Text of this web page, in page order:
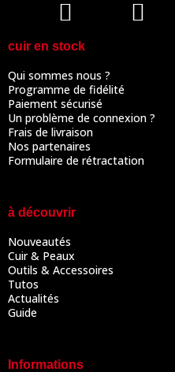
cuir en stock
Qui sommes nous ?
Programme de fidélité
Paiement sécurisé
Un problème de connexion ?
Frais de livraison
Nos partenaires
Formulaire de rétractation
à découvrir
Nouveautés
Cuir & Peaux
Outils & Accessoires
Tutos
Actualités
Guide
Informations